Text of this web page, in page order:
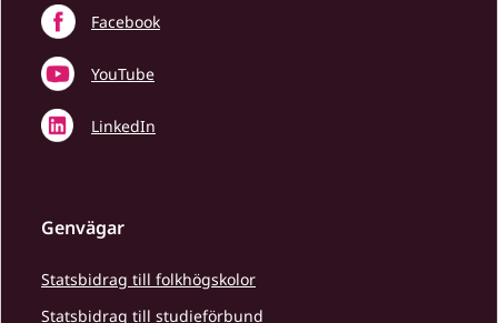
Facebook
YouTube
LinkedIn
Genvägar
Statsbidrag till folkhögskolor
Statsbidrag till studieförbund